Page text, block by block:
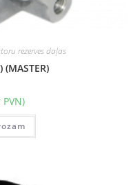
rezerves daļas
PVN)